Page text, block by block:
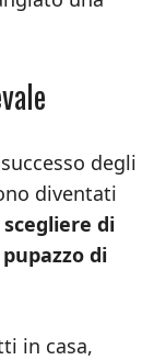
degli
diventati
di
di
in casa,